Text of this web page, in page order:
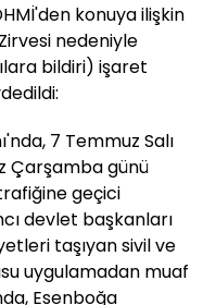
konuya ilişkin
Zirvesi nedeniyle
bildiri) işaret
7 Temmuz Salı
Çarşamba günü
geçici
devlet başkanları
taşıyan sivil ve
uygulamadan muaf
Esenboğa